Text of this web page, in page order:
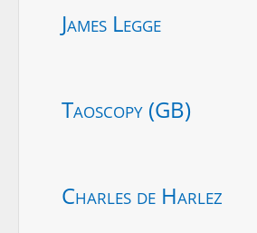
James Legge
Taoscopy (GB)
Charles de Harlez